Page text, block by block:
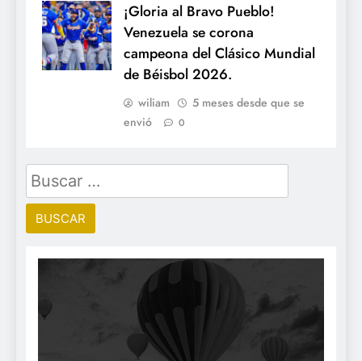
¡Gloria al Bravo Pueblo!
Venezuela se corona
campeona del Clásico Mundial
de Béisbol 2026.
wiliam
5 meses desde que se
envió
0
Buscar: